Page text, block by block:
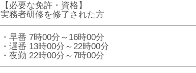
【必要な免許・資格】
実務者研修を修了された方
・早番 7時00分～16時00分
・遅番 13時00分～22時00分
・夜勤 22時00分～7時00分